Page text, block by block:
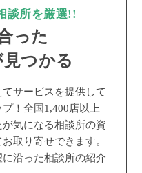
談所を厳選!!
った
つかる
サービスを提供して
！全国1,400店以上
気になる相談所の資
取り寄せできます。
沿った相談所の紹介